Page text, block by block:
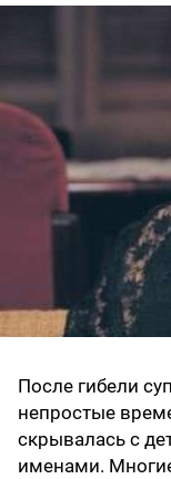
После гибели
непростые
скрывалась с
именами.